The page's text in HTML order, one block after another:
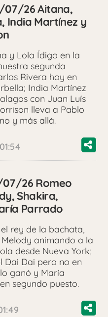
07/26 Aitana,
India Martínez y
y Lola Ídigo en la
segunda
Rivera hoy en
India Martínez
con Juan Luís
lleva a Pablo
y más allá.
07/26 Romeo
Shakira,
Parrado
rey de la bachata,
animando a la
desde Nueva York;
Dai Dai pero no en
ganó y María
segundo puesto.